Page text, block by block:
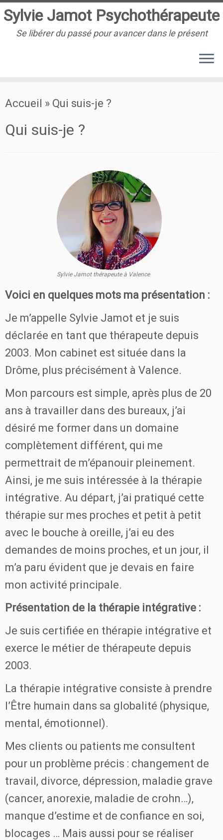
au
contenu
Sylvie Jamot Psychothérapeute
Se libérer du passé pour avancer dans le présent
Accueil » Qui suis-je ?
Qui suis-je ?
Sylvie Jamot thérapeute à Valence
Voici en quelques mots ma présentation :
Je m’appelle Sylvie Jamot et je suis
déclarée en tant que thérapeute depuis
2003. Mon cabinet est située dans la
Drôme, plus précisément à Valence.
Mon parcours est simple, après plus de 20
ans à travailler dans des bureaux, j’ai
désiré me former dans un domaine
complètement différent, qui me
permettrait de m’épanouir pleinement.
Ainsi, je me suis intéressée à la thérapie
intégrative. Au départ, j’ai pratiqué cette
thérapie sur mes proches et petit à petit
avec le bouche à oreille, j’ai eu des
demandes de moins proches, et un jour, il
m’a paru évident que je devais en faire
mon activité principale.
Présentation de la thérapie intégrative :
Je suis certifiée en thérapie intégrative et
exerce le métier de thérapeute depuis
2003.
La thérapie intégrative consiste à prendre
l’Être humain dans sa globalité (physique,
mental, émotionnel).
Mes clients ou patients me consultent
pour un problème précis : changement de
travail, divorce, dépression, maladie grave
(cancer, anorexie, maladie de crohn…),
manque d’estime et de confiance en soi,
blocages … Mais aussi pour se réaliser